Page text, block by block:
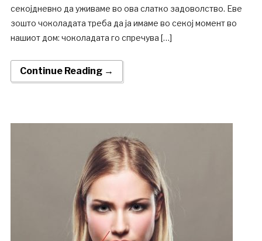
секојдневно да уживаме во ова слатко задоволство. Еве
зошто чоколадата треба да ја имаме во секој момент во
нашиот дом: чоколадата го спречува […]
Continue Reading →